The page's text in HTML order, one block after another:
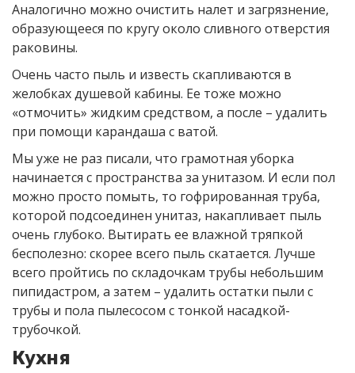
Аналогично можно очистить налет и загрязнение,
образующееся по кругу около сливного отверстия
раковины.
Очень часто пыль и известь скапливаются в
желобках душевой кабины. Ее тоже можно
«отмочить» жидким средством, а после – удалить
при помощи карандаша с ватой.
Мы уже не раз писали, что грамотная уборка
начинается с пространства за унитазом. И если пол
можно просто помыть, то гофрированная труба,
которой подсоединен унитаз, накапливает пыль
очень глубоко. Вытирать ее влажной тряпкой
бесполезно: скорее всего пыль скатается. Лучше
всего пройтись по складочкам трубы небольшим
пипидастром, а затем – удалить остатки пыли с
трубы и пола пылесосом с тонкой насадкой-
трубочкой.
Кухня